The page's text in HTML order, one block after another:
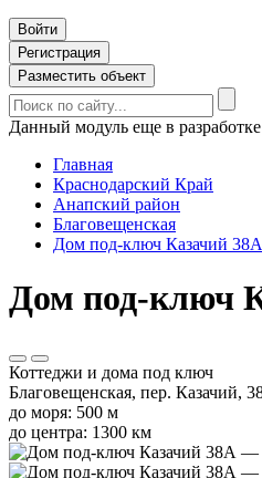
Войти
Регистрация
Разместить объект
Данный модуль еще в разработке
Главная
Краснодарский Край
Анапский район
Благовещенская
Дом под-ключ Казачий 38А
Дом под-ключ
Коттеджи и дома под ключ
Благовещенская, пер. Казачий,
до моря: 500 м
до центра: 1300 км